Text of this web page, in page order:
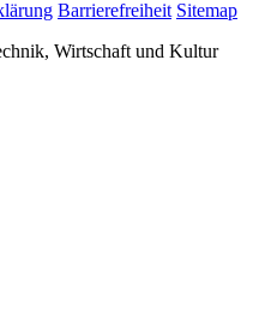
Barrierefreiheit Sitemap
Wirtschaft und Kultur